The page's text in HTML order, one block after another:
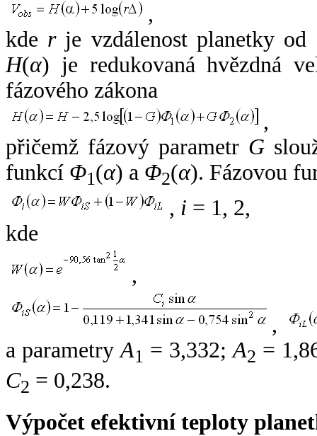
,
kde rje vzdálenost planetky od
H(α) je redukovaná hvězdná
fázového zákona
,
přičemž fázový parametr G
funkcí Φ1(α) a Φ2(α). Fázovou
, i = 1, 2,
kde
,
,
a parametryA1 = 3,332;A2 =
C2 = 0,238.
Výpočet efektivní teploty